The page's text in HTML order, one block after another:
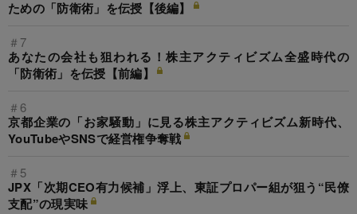
ための「防衛術」を伝授【後編】
＃7
あなたの会社も狙われる！株主アクティビズム全盛時代の
「防衛術」を伝授【前編】
＃6
京都企業の「お家騒動」に見る株主アクティビズム新時代、
YouTubeやSNSで経営権争奪戦
＃5
JPX「次期CEO有力候補」浮上、東証プロパー組が狙う“民僚
支配”の現実味